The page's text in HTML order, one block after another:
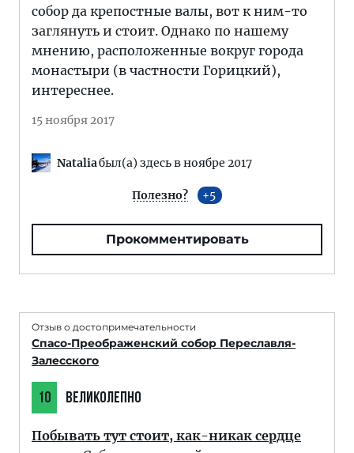
собор да крепостные валы, вот к ним-то
заглянуть и стоит. Однако по нашему
мнению, расположенные вокруг города
монастыри (в частности Горицкий),
интереснее.
15 ноября 2017
Nataliaбыл(а) здесь в ноябре 2017
Полезно? 5
Прокомментировать
Отзыв о достопримечательности
Спасо-Преображенский собор Переславля-
Залесского
10 ВЕЛИКОЛЕПНО
Побывать тут стоит, как-никак сердце